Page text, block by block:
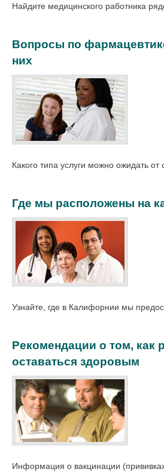
Найдите медицинского работника
Вопросы по
них
Какого типа услуги можно ожидать от
Где мы расположены на
Узнайте, где в Калифорнии мы
Рекомендации о том, как
оставаться здоровым
Информация о вакцинации